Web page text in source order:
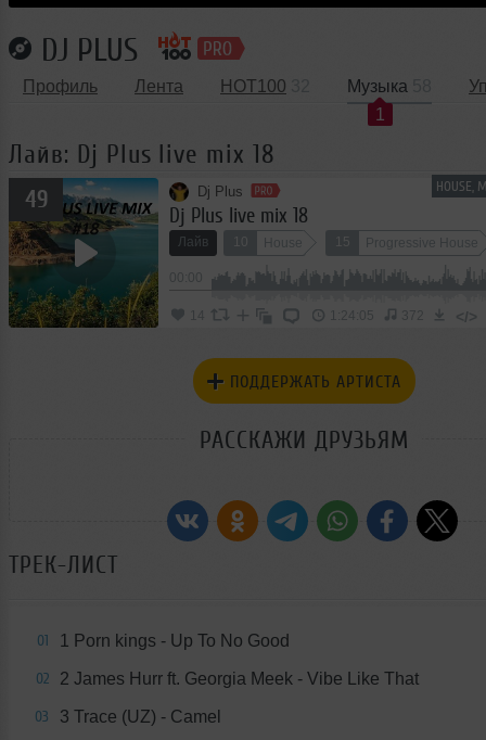
DJ PLUS
Профиль Лента HOT100
Музыка
1
Лайв: Dj Plus live mix 18
49 Dj Plus
Dj Plus live mix 18
Лайв House 15 Progressive House
1:24:05 372 </>
ПОДДЕРЖАТЬ АРТИСТА
РАССКАЖИ ДРУЗЬЯМ
ТРЕК-ЛИСТ
01 1 Porn kings - Up To No Good
02 2 James Hurr ft. Georgia Meek - Vibe Like That
03 3 Trace (UZ) - Camel